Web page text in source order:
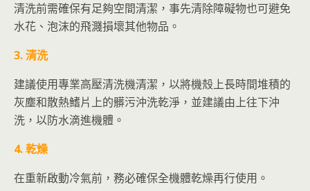
清洗前需確保有足夠空間清潔，事先清除障礙物也可避免
水花、泡沫的飛濺損壞其他物品。
3. 清洗
建議使用專業高壓清洗機清潔，以將機殼上長時間堆積的
灰塵和散熱鰭片上的髒污沖洗乾淨，並建議由上往下沖
洗，以防水滴進機體。
4. 乾燥
在重新啟動冷氣前，務必確保全機體乾燥再行使用。